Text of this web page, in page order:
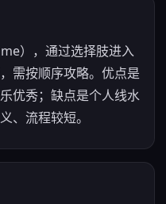
），通过选择肢进入
需按顺序攻略。优点是
优秀；缺点是个人线水
、流程较短。